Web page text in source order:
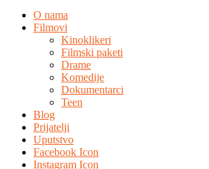
O nama
Filmovi
Kinoklikeri
Filmski paketi
Drame
Komedije
Dokumentarci
Teen
Blog
Prijatelji
Uputstvo
Facebook Icon
Instagram Icon